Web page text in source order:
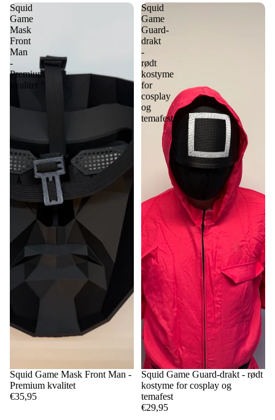
Squid
Game
Mask
Front
Man
-
Premium
kvalitet
Squid Game Mask Front Man -
Premium kvalitet
€35,95
Squid
Game
Guard-
drakt
-
rødt
kostyme
for
cosplay
og
temafest
Squid Game Guard-drakt - rødt
kostyme for cosplay og
temafest
€29,95